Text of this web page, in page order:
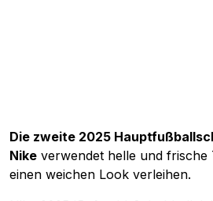
Die zweite 2025
Nike verwendet helle und frische
einen weichen Look verleihen.